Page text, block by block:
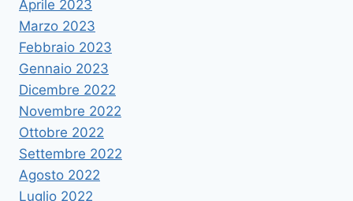
Aprile 2023
Marzo 2023
Febbraio 2023
Gennaio 2023
Dicembre 2022
Novembre 2022
Ottobre 2022
Settembre 2022
Agosto 2022
Luglio 2022